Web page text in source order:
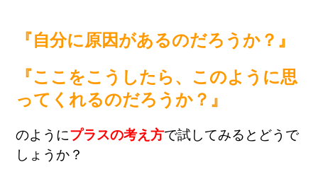
『自分に原因があるのだろうか？』
『ここをこうしたら、このように思
ってくれるのだろうか？』
のようにプラスの考え方で試してみるとどうで
しょうか？